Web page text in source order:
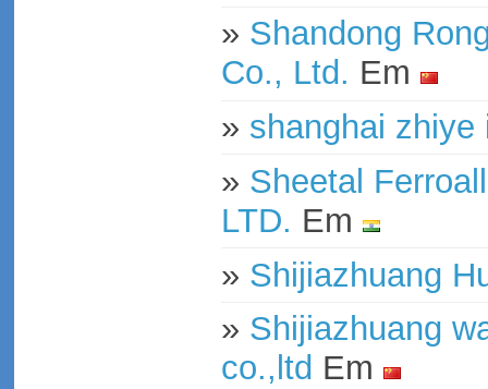
» Shandong
Co., Ltd. Em
» shanghai
» Sheetal
LTD. Em
» Shijiazhuang
» Shijiazhuang
co.,ltd Em